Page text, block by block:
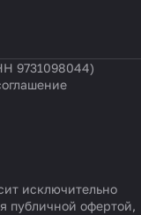
9731098044)
исключительно
публичной офертой,